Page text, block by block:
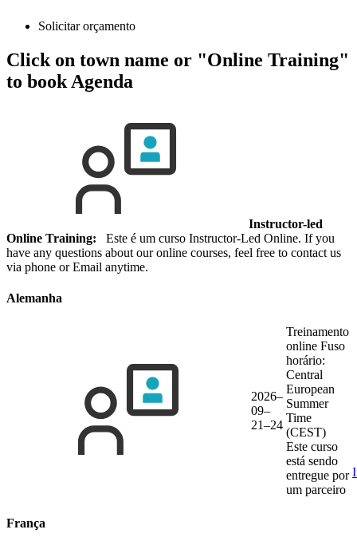
Solicitar orçamento
Click on town name or "Online Training"
to book Agenda
Instructor-led
Online Training: Este é um curso Instructor-Led Online. If you
have any questions about our online courses, feel free to contact us
via phone or Email anytime.
Alemanha
2026–
09–
21–24
Treinamento
online Fuso
horário:
Central
European
Summer
Time
(CEST)
Este curso
está sendo
entregue por
um parceiro
França